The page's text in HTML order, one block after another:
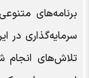
برنامه‌های
سرمایه‌گذاری در
تلاش‌های انجام